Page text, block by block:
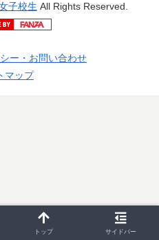
子校生 All Rights Reserved.
ー・お問い合わせ
マップ
トップ サイドバー